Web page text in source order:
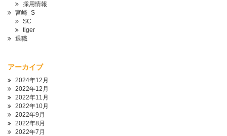
採用情報
宮崎_S
SC
tiger
退職
アーカイブ
2024年12月
2022年12月
2022年11月
2022年10月
2022年9月
2022年8月
2022年7月